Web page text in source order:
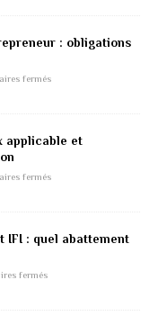
: obligations
fermés
applicable et
fermés
IFI : quel abattement
fermés